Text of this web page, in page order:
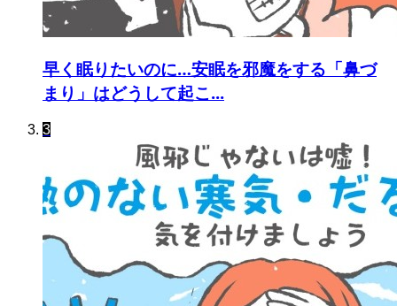
早く眠りたいのに…安眠を邪魔をする「鼻づ
まり」はどうして起こ...
3